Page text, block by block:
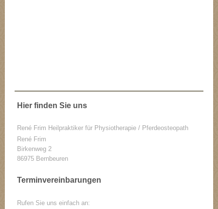
Hier finden Sie uns
René Frim Heilpraktiker für Physiotherapie / Pferdeosteopath
René Frim
Birkenweg 2
86975 Bernbeuren
Terminvereinbarungen
Rufen Sie uns einfach an: